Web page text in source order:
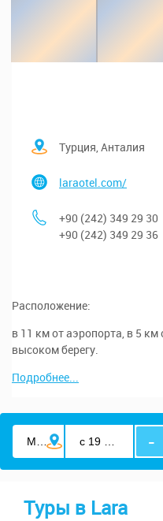
Турция, Анталия
laraotel.com/
+90 (242) 349 29 30
+90 (242) 349 29 36
Расположение:
в 11 км от аэропорта, в 5 км
высоком берегу.
Подробнее...
-
Туры в Lara